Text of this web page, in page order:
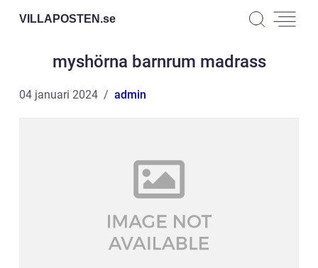
VILLAPOSTEN.se
myshörna barnrum madrass
04 januari 2024 admin